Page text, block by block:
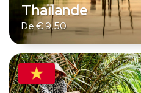
Thaïlande
De€9,50